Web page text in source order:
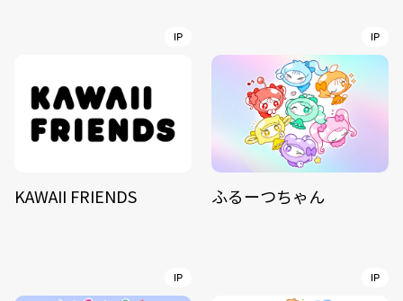
IP
KAWAII FRIENDS
IP
ふるーつちゃん
IP IP